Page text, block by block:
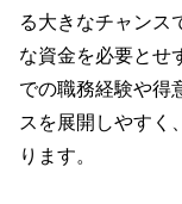
る大きなチャンス
な資金を必要とせ
での職務経験や得
スを展開しやすく
ります。